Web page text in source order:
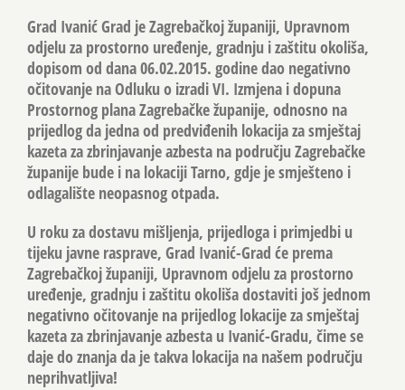
Grad Ivanić Grad je Zagrebačkoj županiji, Upravnom
odjelu za prostorno uređenje, gradnju i zaštitu okoliša,
dopisom od dana 06.02.2015. godine dao negativno
očitovanje na Odluku o izradi VI. Izmjena i dopuna
Prostornog plana Zagrebačke županije, odnosno na
prijedlog da jedna od predviđenih lokacija za smještaj
kazeta za zbrinjavanje azbesta na području Zagrebačke
županije bude i na lokaciji Tarno, gdje je smješteno i
odlagalište neopasnog otpada.
U roku za dostavu mišljenja, prijedloga i primjedbi u
tijeku javne rasprave, Grad Ivanić-Grad će prema
Zagrebačkoj županiji, Upravnom odjelu za prostorno
uređenje, gradnju i zaštitu okoliša dostaviti još jednom
negativno očitovanje na prijedlog lokacije za smještaj
kazeta za zbrinjavanje azbesta u Ivanić-Gradu, čime se
daje do znanjada je takva lokacija na našem području
neprihvatljiva!